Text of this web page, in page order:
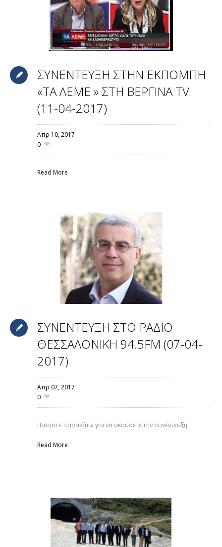
ΣΥΝΕΝΤΕΥΞΗ ΣΤΗΝ ΕΚΠΟΜΠΗ
«ΤΑ ΛΕΜΕ » ΣΤΗ ΒΕΡΓΙΝΑ TV
(11-04-2017)
Απρ 10,2017
0
Read More
ΣΥΝΕΝΤΕΥΞΗ ΣΤΟ ΡΑΔΙΟ
ΘΕΣΣΑΛΟΝΙΚΗ 94.5FM (07-04-
2017)
Απρ 07,2017
0
Πατήστε παρακάτω για να ακούσετε την συνέντευξη
Read More